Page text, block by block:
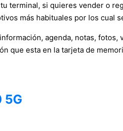
terminal, si quieres vender o
más habituales por los cual
agenda, notas,
que esta en la tarjeta de
5G